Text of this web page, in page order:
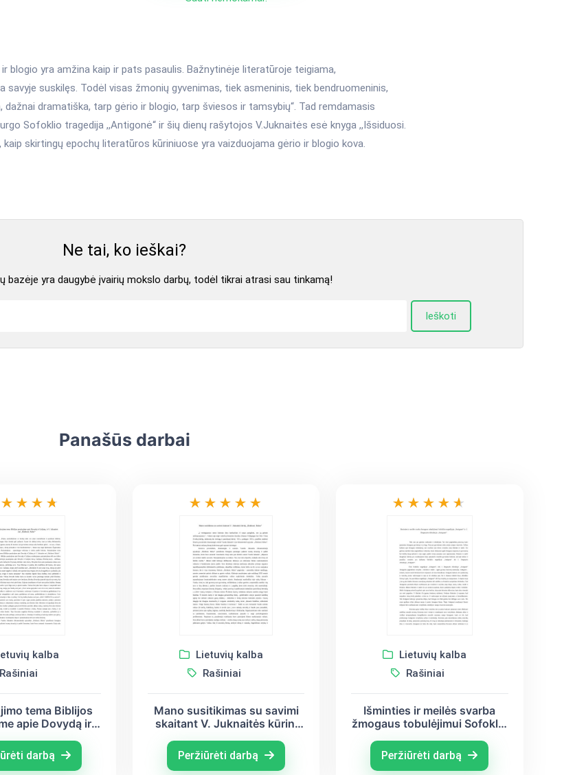
blogio yra amžina kaip ir pats pasaulis. Bažnytinėje literatūroje teigiama,
savyje suskilęs. Todėl visas žmonių gyvenimas, tiek asmeninis, tiek bendruomeninis,
dažnai dramatiška, tarp gėrio ir blogio, tarp šviesos ir tamsybių“. Tad remdamasis
Sofoklio tragedija ,,Antigonė“ ir šių dienų rašytojos V.Juknaitės esė knyga ,,Išsiduosi.
kaip skirtingų epochų literatūros kūriniuose yra vaizduojama gėrio ir blogio kova.
Ne tai, ko ieškai?
bazėje yra daugybė įvairių mokslo darbų, todėl tikrai atrasi sau tinkamą!
Ieškoti
Panašūs darbai
kalba
Rašiniai
tema Biblijos
apie Dovydą ir
Balsu
darbą
Lietuvių kalba
Rašiniai
Mano susitikimas su savimi
skaitant V. Juknaitės kūrinį
Peržiūrėti darbą
Lietuvių kalba
Rašiniai
Išminties ir meilės svarba
žmogaus tobulėjimui Sofoklio
Degutytės eilėraštyje
„Antigonė“
Peržiūrėti darbą